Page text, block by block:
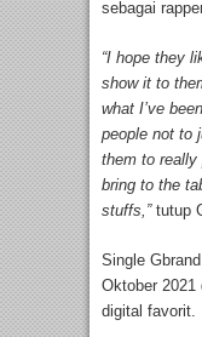
sebagai
“I hope they
show it to
what I’ve
people not to
them to
bring to the
stuffs,” tutup
Single
Oktober 2021
digital favorit.